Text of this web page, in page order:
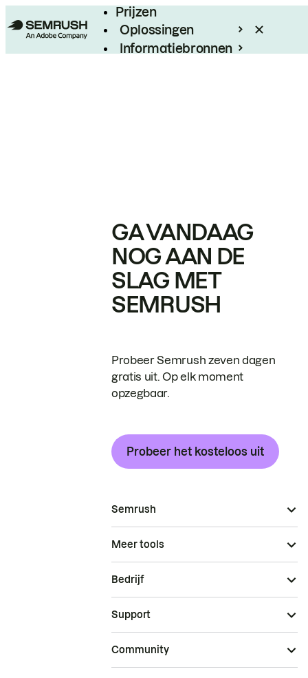
Prijzen
Oplossingen
Informatiebronnen
GA VANDAAG
NOG AAN DE
SLAG MET
SEMRUSH
Probeer Semrush zeven dagen
gratis uit. Op elk moment
opzegbaar.
Probeer het kosteloos uit
Semrush
Meer tools
Bedrijf
Support
Community